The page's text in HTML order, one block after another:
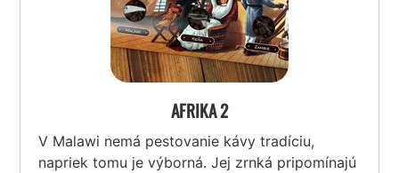
AFRIKA 2
V Malawi nemá pestovanie kávy tradíciu,
napriek tomu je výborná. Jej zrnká pripomínajú